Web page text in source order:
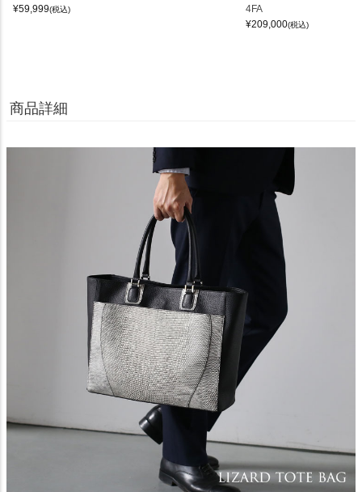
¥59,999(税込)
4FA
¥209,000(税込)
商品詳細